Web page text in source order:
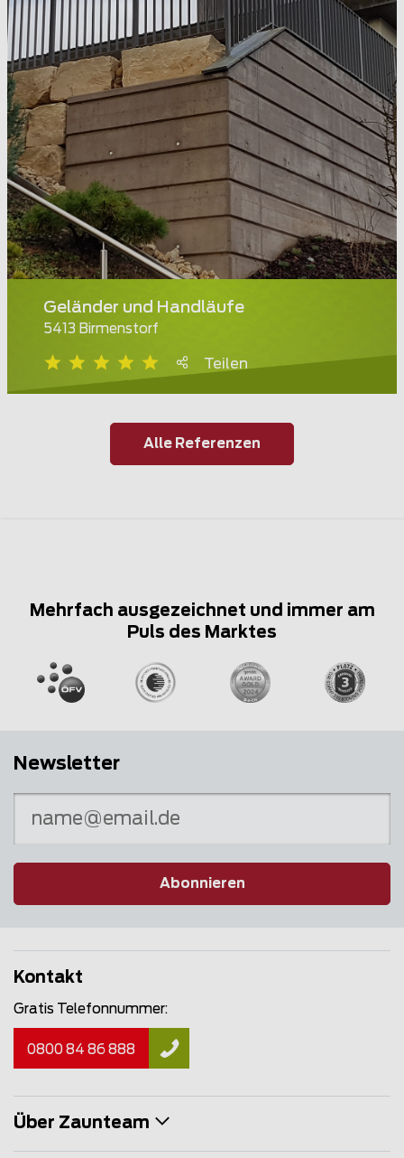
Geländer und Handläufe
5413 Birmenstorf
Teilen
Alle Referenzen
Mehrfach ausgezeichnet und immer am
Puls des Marktes
Newsletter
Abonnieren
Kontakt
Gratis Telefonnummer:
0800 84 86 888
Über Zaunteam